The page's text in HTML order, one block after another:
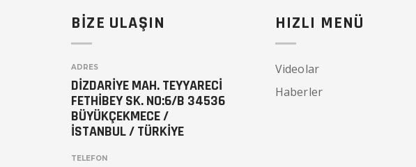
BİZE ULAŞIN
ADRES
DİZDARİYE MAH. TEYYARECİ
FETHİBEY SK. NO:6/B 34536
BÜYÜKÇEKMECE /
İSTANBUL / TÜRKİYE
TELEFON
HIZLI MENÜ
Videolar
Haberler